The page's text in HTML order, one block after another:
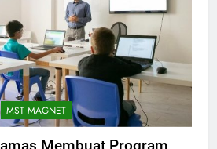
MST MAGNET